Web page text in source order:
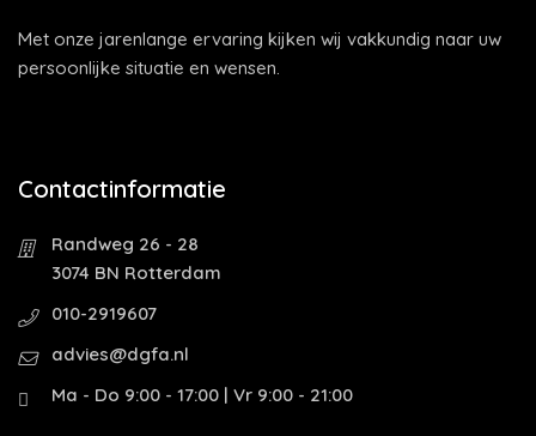
Met onze jarenlange ervaring kijken wij vakkundig naar uw
persoonlijke situatie en wensen.
Contactinformatie
Randweg 26 - 28
3074 BN Rotterdam
010-2919607
advies@dgfa.nl
Ma - Do 9:00 - 17:00 | Vr 9:00 - 21:00